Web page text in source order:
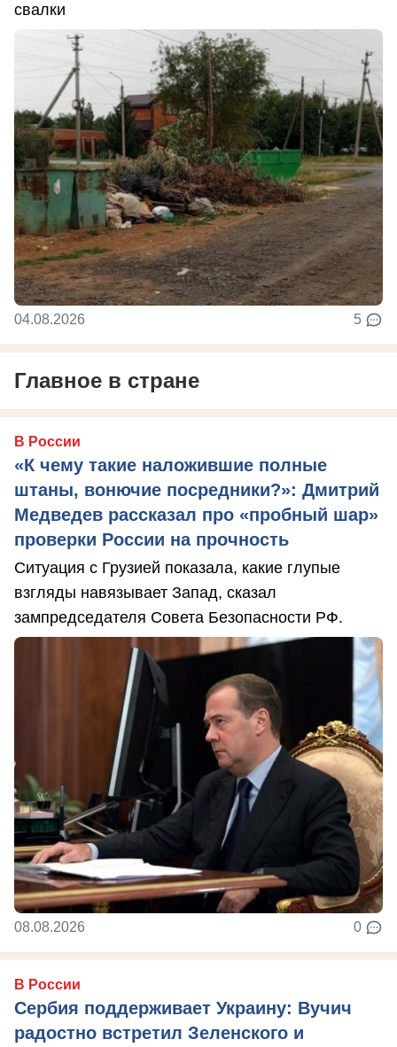
свалки
04.08.2026 5
Главное в стране
В России
«К чему такие наложившие полные
штаны, вонючие посредники?»: Дмитрий
Медведев рассказал про «пробный шар»
проверки России на прочность
Ситуация с Грузией показала, какие глупые
взгляды навязывает Запад, сказал
зампредседателя Совета Безопасности РФ.
08.08.2026 0
В России
Сербия поддерживает Украину: Вучич
радостно встретил Зеленского и